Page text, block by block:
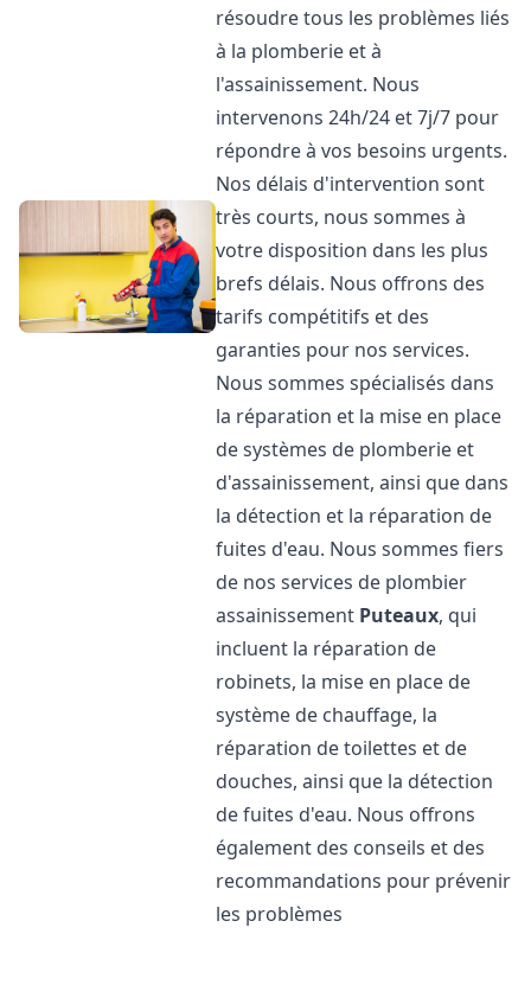
résoudre tous les problèmes liés
à la plomberie et à
l'assainissement. Nous
intervenons 24h/24 et 7j/7 pour
répondre à vos besoins urgents.
Nos délais d'intervention sont
très courts, nous sommes à
votre disposition dans les plus
brefs délais. Nous offrons des
tarifs compétitifs et des
garanties pour nos services.
Nous sommes spécialisés dans
la réparation et la mise en place
de systèmes de plomberie et
d'assainissement, ainsi que dans
la détection et la réparation de
fuites d'eau. Nous sommes fiers
de nos services de plombier
assainissement Puteaux, qui
incluent la réparation de
robinets, la mise en place de
système de chauffage, la
réparation de toilettes et de
douches, ainsi que la détection
de fuites d'eau. Nous offrons
également des conseils et des
recommandations pour prévenir
les problèmes